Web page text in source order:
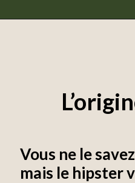
Vous ne le
mais le hipster